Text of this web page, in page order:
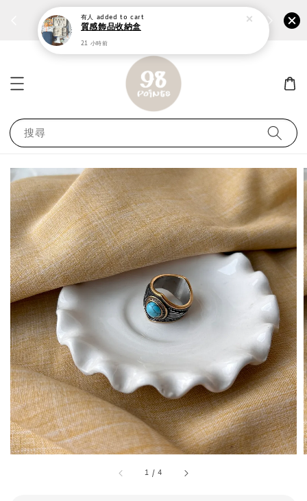
個性鋼戒任兩件1300⚡ 加
搜尋
1 /4
有人 added to cart
質感飾品收納盒
21 小時前